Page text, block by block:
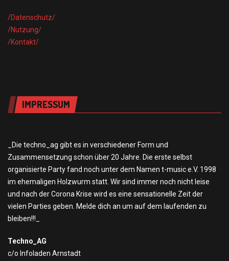
/Datenschutz/
/Nutzung/
/Kontakt/
IMPRESSUM
_Die techno_ag gibt es in verschiedener Form und
Zusammensetzung schon über 20 Jahre. Die erste selbst
organisierte Party fand noch unter dem Namen t-music e.V. 1998
im ehemaligen Holzwurm statt. Wir sind immer noch nicht leise
und nach der Corona Krise wird es eine sensationelle Zeit der
vielen Parties geben. Melde dich an um auf dem laufenden zu
bleiben!!!_
Techno_AG
c/o Infoladen Arnstadt